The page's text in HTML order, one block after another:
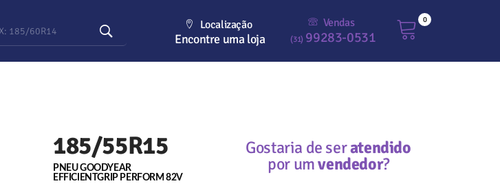
Localização
Encontre uma loja
Vendas
(31) 99283-0531
0
185/55R15
PNEU GOODYEAR
EFFICIENTGRIP PERFORM 82V
Gostaria de seratendido
por umvendedor?